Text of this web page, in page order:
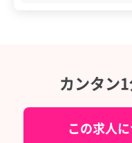
カンタン
この求人